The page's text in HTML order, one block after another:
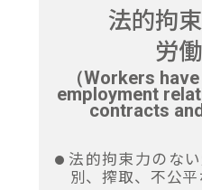
法的拘
労
（Workers
employment
contracts
法的拘束力のな
別、搾取、不公